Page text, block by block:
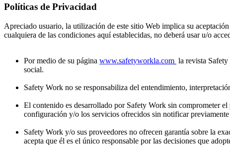
Políticas de Privacidad
Apreciado usuario, la utilización de este sitio Web implica su
cualquiera de las condiciones aquí establecidas, no deberá usar u/o
Por medio de su página www.safetyworkla.com la revista
social.
Safety Work no se responsabiliza del entendimiento,
El contenido es desarrollado por Safety Work sin comprometer
configuración y/o los servicios ofrecidos sin notificar
Safety Work y/o sus proveedores no ofrecen garantía sobre la
acepta que él es el único responsable por las decisiones que